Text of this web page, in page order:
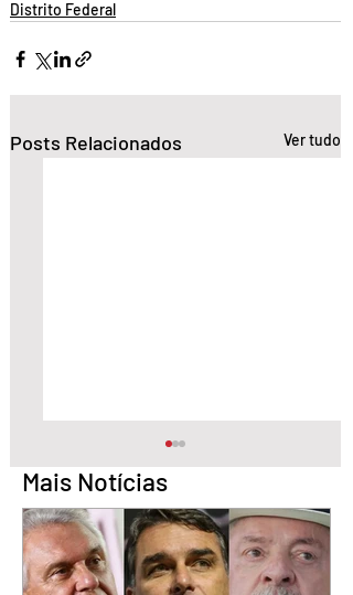
Distrito Federal
Posts Relacionados Ver tudo
Mais Notícias